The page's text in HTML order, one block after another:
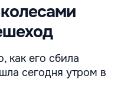
как его сбила
сегодня утром в